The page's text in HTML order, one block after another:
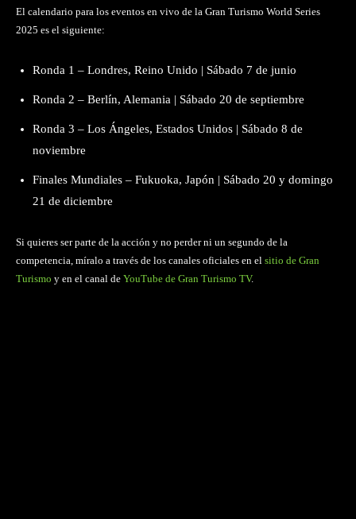
El calendario para los eventos en vivo de la Gran Turismo World Series
2025 es el siguiente:
Ronda 1 – Londres, Reino Unido | Sábado 7 de junio
Ronda 2 – Berlín, Alemania | Sábado 20 de septiembre
Ronda 3 – Los Ángeles, Estados Unidos | Sábado 8 de
noviembre
Finales Mundiales – Fukuoka, Japón | Sábado 20 y domingo
21 de diciembre
Si quieres ser parte de la acción y no perder ni un segundo de la
competencia, míralo a través de los canales oficiales en el sitio de Gran
Turismo y en el canal de YouTube de Gran Turismo TV.